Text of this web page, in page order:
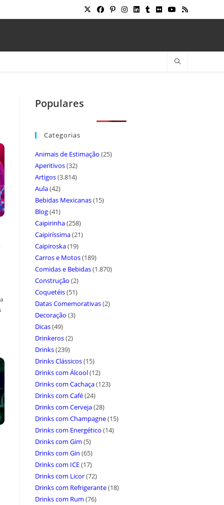
Populares
Categorias
Animais de Estimação (25)
Aperitivos(32)
Artigos(3.814)
Aula(42)
Bebidas Mexicanas(15)
Blog(41)
Caipirinha(258)
Caipiríssima(21)
Caipiroska(19)
Carros e Motos(189)
Comidas e Bebidas(1.870)
Construção (2)
Coquetéis(51)
Datas Comemorativas(2)
Decoração (3)
Dicas(49)
Drinkeros(2)
Drinks(239)
Drinks Clássicos(15)
Drinks com Álcool(12)
Drinks com Cachaça(123)
Drinks com Café(24)
Drinks com Cerveja(28)
Drinks com Champagne(15)
Drinks com Energético (14)
Drinks com Gim (5)
Drinks com Gin (65)
Drinks com ICE(17)
Drinks com Licor(72)
Drinks com Refrigerante(18)
Drinks com Rum (76)